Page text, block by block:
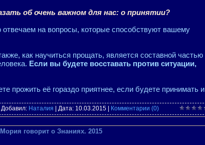
об очень важном для нас: о принятии?
на вопросы, которые способствуют вашему
как научиться прощать, является составной частью
Если вы будете восставать против ситуации,
прожить её гораздо приятнее, если будете принимать и
Добавил: Наталия | Дата: 10.03.2015 Комментарии (0)
говорит о Знаниях. 2015